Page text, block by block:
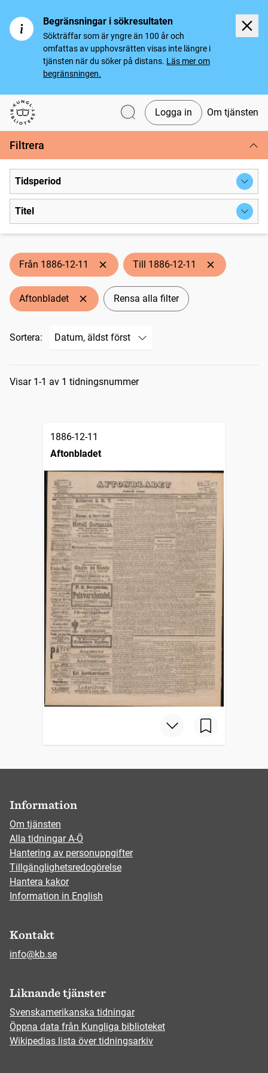
Begränsningar i sökresultaten
Sökträffar som är yngre än 100 år och
omfattas av upphovsrätten visas inte längre i
tjänsten när du söker på distans. Läs mer om
begränsningen.
Svenska tidningar
Logga in Om tjänsten
Filtrera
Tidsperiod
Titel
Från 1886-12-11 Till 1886-12-11
Aftonbladet Rensa alla filter
Sortera:
Sökresultat
Visar 1-1 av 1 tidningsnummer
1886-12-11
Aftonbladet
Information
Om tjänsten
Alla tidningar A-Ö
Hantering av personuppgifter
Tillgänglighetsredogörelse
Hantera kakor
Information in English
Kontakt
info@kb.se
Liknande tjänster
Svenskamerikanska tidningar
Öppna data från Kungliga biblioteket
Wikipedias lista över tidningsarkiv